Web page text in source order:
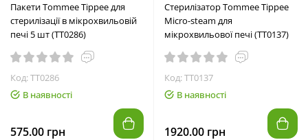
Пакети Tommee Tippee для
стерилізації в мікрохвильовій
печі 5 шт (TT0286)
Код: TT0286
В наявності
575.00 грн
Стерилізатор Tommee Tippee
Micro-steam для
мікрохвильової печі (TT0137)
Код: TT0137
В наявності
1920.00 грн